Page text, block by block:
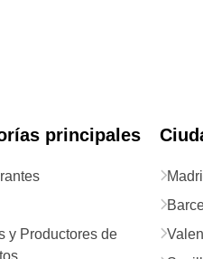
principales
y Productores de